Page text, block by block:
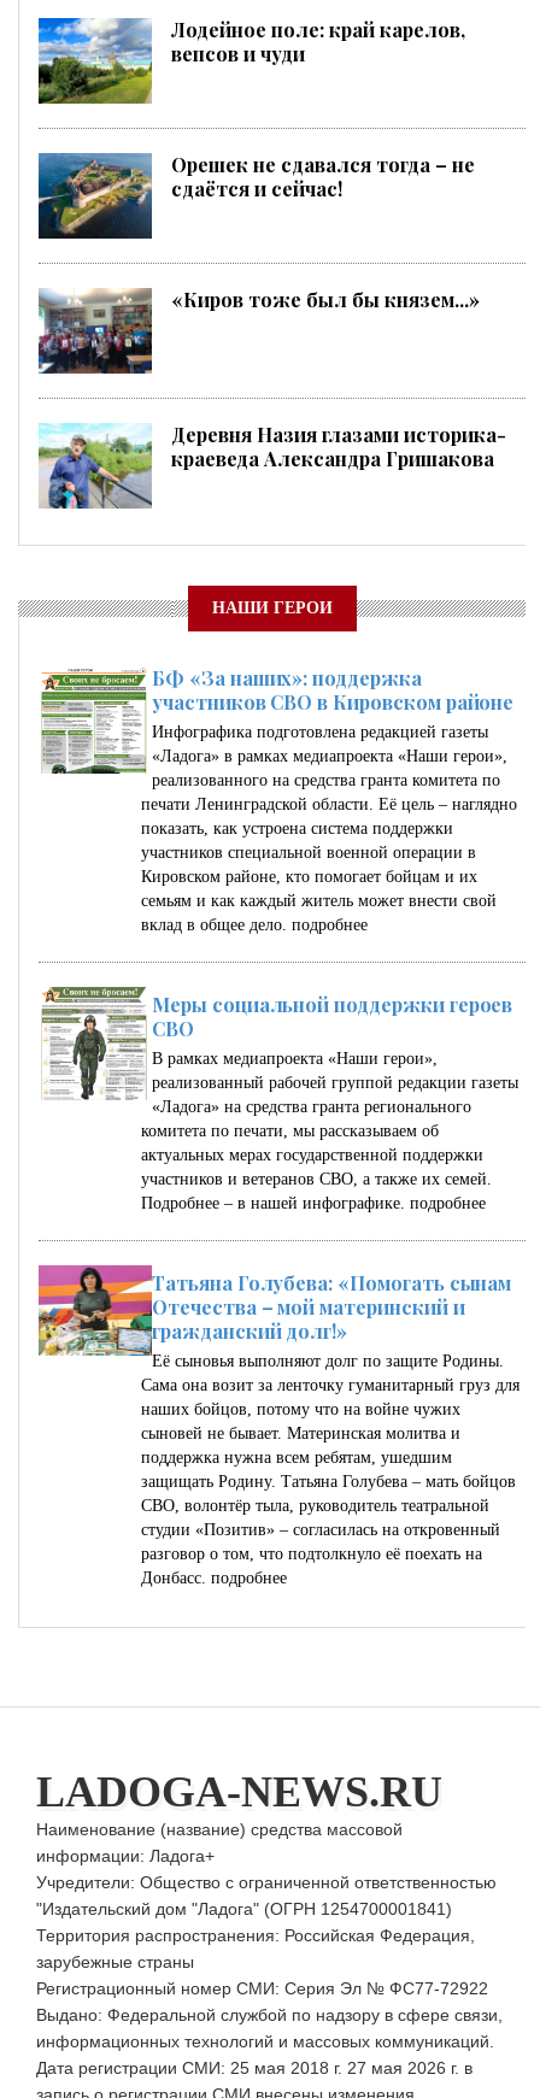
Лодейное поле: край карелов,
вепсов и чуди
Орешек не сдавался тогда – не
сдаётся и сейчас!
«Киров тоже был бы князем...»
Деревня Назия глазами историка-
краеведа Александра Гришакова
НАШИ ГЕРОИ
БФ «За наших»: поддержка
участников СВО в Кировском районе
Инфографика подготовлена редакцией газеты
«Ладога» в рамках медиапроекта «Наши герои»,
реализованного на средства гранта комитета по
печати Ленинградской области. Её цель – наглядно
показать, как устроена система поддержки
участников специальной военной операции в
Кировском районе, кто помогает бойцам и их
семьям и как каждый житель может внести свой
вклад в общее дело. подробнее
Меры социальной поддержки героев
СВО
В рамках медиапроекта «Наши герои»,
реализованный рабочей группой редакции газеты
«Ладога» на средства гранта регионального
комитета по печати, мы рассказываем об
актуальных мерах государственной поддержки
участников и ветеранов СВО, а также их семей.
Подробнее – в нашей инфографике. подробнее
Татьяна Голубева: «Помогать сынам
Отечества – мой материнский и
гражданский долг!»
Её сыновья выполняют долг по защите Родины.
Сама она возит за ленточку гуманитарный груз для
наших бойцов, потому что на войне чужих
сыновей не бывает. Материнская молитва и
поддержка нужна всем ребятам, ушедшим
защищать Родину. Татьяна Голубева – мать бойцов
СВО, волонтёр тыла, руководитель театральной
студии «Позитив» – согласилась на откровенный
разговор о том, что подтолкнуло её поехать на
Донбасс. подробнее
LADOGA-NEWS.RU
Наименование (название) средства массовой
информации: Ладога+
Учредители: Общество с ограниченной ответственностью
"Издательский дом "Ладога" (ОГРН 1254700001841)
Территория распространения: Российская Федерация,
зарубежные страны
Регистрационный номер СМИ: Серия Эл № ФС77-72922
Выдано: Федеральной службой по надзору в сфере связи,
информационных технологий и массовых коммуникаций.
Дата регистрации СМИ: 25 мая 2018 г. 27 мая 2026 г. в